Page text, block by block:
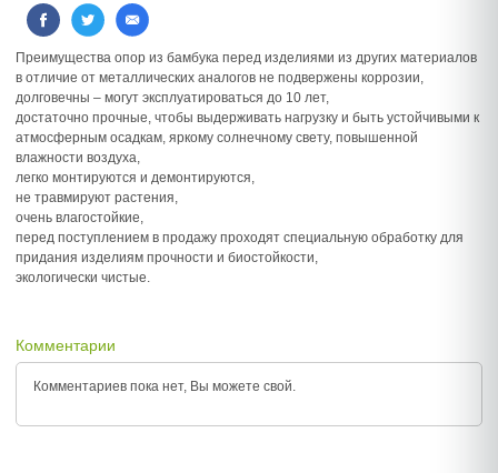
Преимущества опор из бамбука перед изделиями из других материалов
в отличие от металлических аналогов не подвержены коррозии,
долговечны – могут эксплуатироваться до 10 лет,
достаточно прочные, чтобы выдерживать нагрузку и быть устойчивыми к
атмосферным осадкам, яркому солнечному свету, повышенной
влажности воздуха,
легко монтируются и демонтируются,
не травмируют растения,
очень влагостойкие,
перед поступлением в продажу проходят специальную обработку для
придания изделиям прочности и биостойкости,
экологически чистые.
Комментарии
Комментариев пока нет, Вы можете свой.